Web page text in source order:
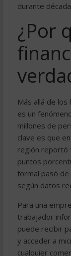
durante
¿Por
Más allá de
es un
millones de
clave es que
región reportó
puntos
formal pasó de
según datos
Para una
trabajador
puede recibir
y acceder a
cualquier